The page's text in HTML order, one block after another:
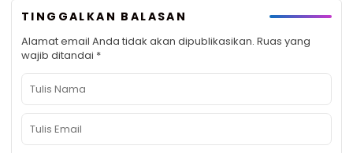
TINGGALKAN BALASAN
Alamat email Anda tidak akan dipublikasikan. Ruas yang
wajib ditandai *